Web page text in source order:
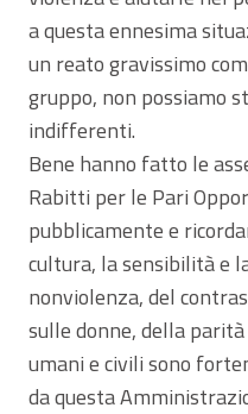
a questa ennesima
un reato gravissimo
gruppo, non possiamo
indifferenti.
Bene hanno fatto le
Rabitti per le Pari
pubblicamente e
cultura, la sensibilità e
nonviolenza, del
sulle donne, della
umani e civili sono
da questa